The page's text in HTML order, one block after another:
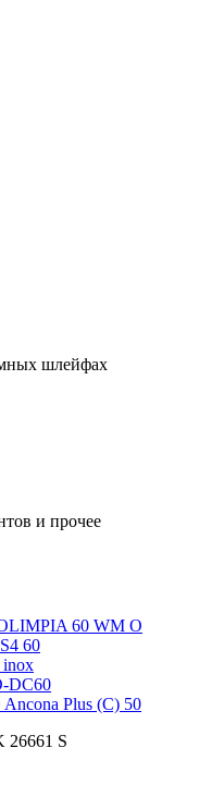
шлейфах
и прочее
60 WM O
60
inox
DC60
Plus (C) 50